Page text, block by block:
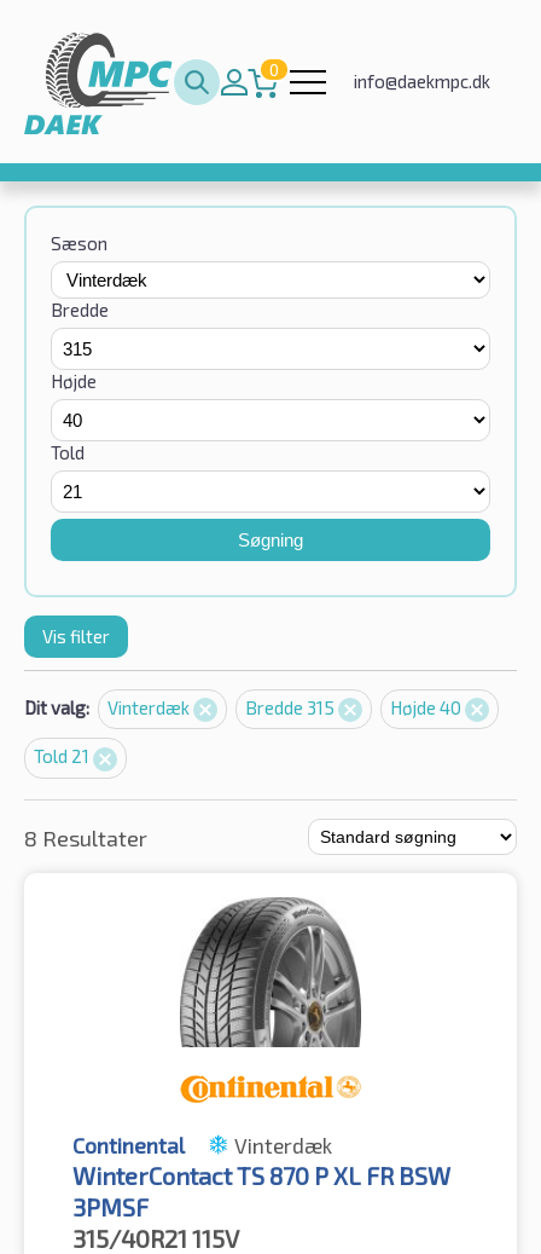
0
info@daekmpc.dk
Sæson
Bredde
Højde
Told
Søgning
Vis filter
Dit valg: Vinterdæk Bredde 315 Højde 40
Told 21
8 Resultater
Continental Vinterdæk
WinterContact TS 870 P XL FR BSW
3PMSF
315/40R21 115V